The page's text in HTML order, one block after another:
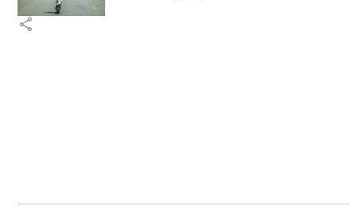
share